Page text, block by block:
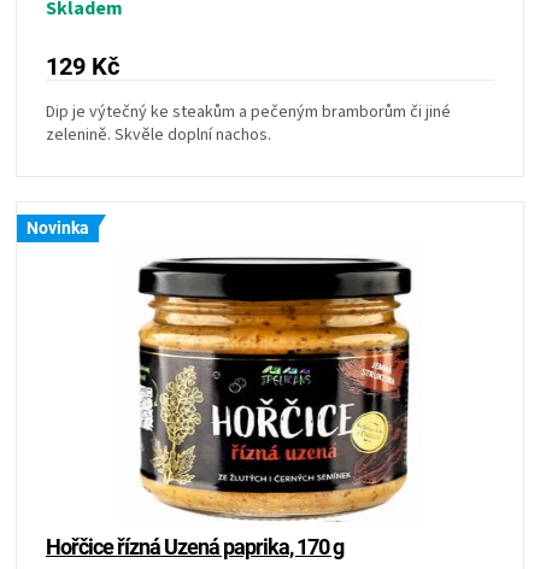
Skladem
129 Kč
Dip je výtečný ke steakům a pečeným bramborům či jiné
zelenině. Skvěle doplní nachos.
Novinka
Hořčice řízná Uzená paprika, 170 g